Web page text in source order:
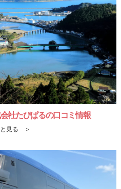
社たびぱるの口コミ情報
と見る ＞